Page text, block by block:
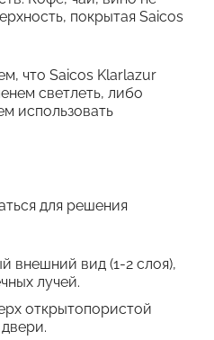
покрытая Saicos
что Saicos Klarlazur
светлеть, либо
использовать
для решения
внешний вид (1-2 слоя),
лучей.
открытопористой